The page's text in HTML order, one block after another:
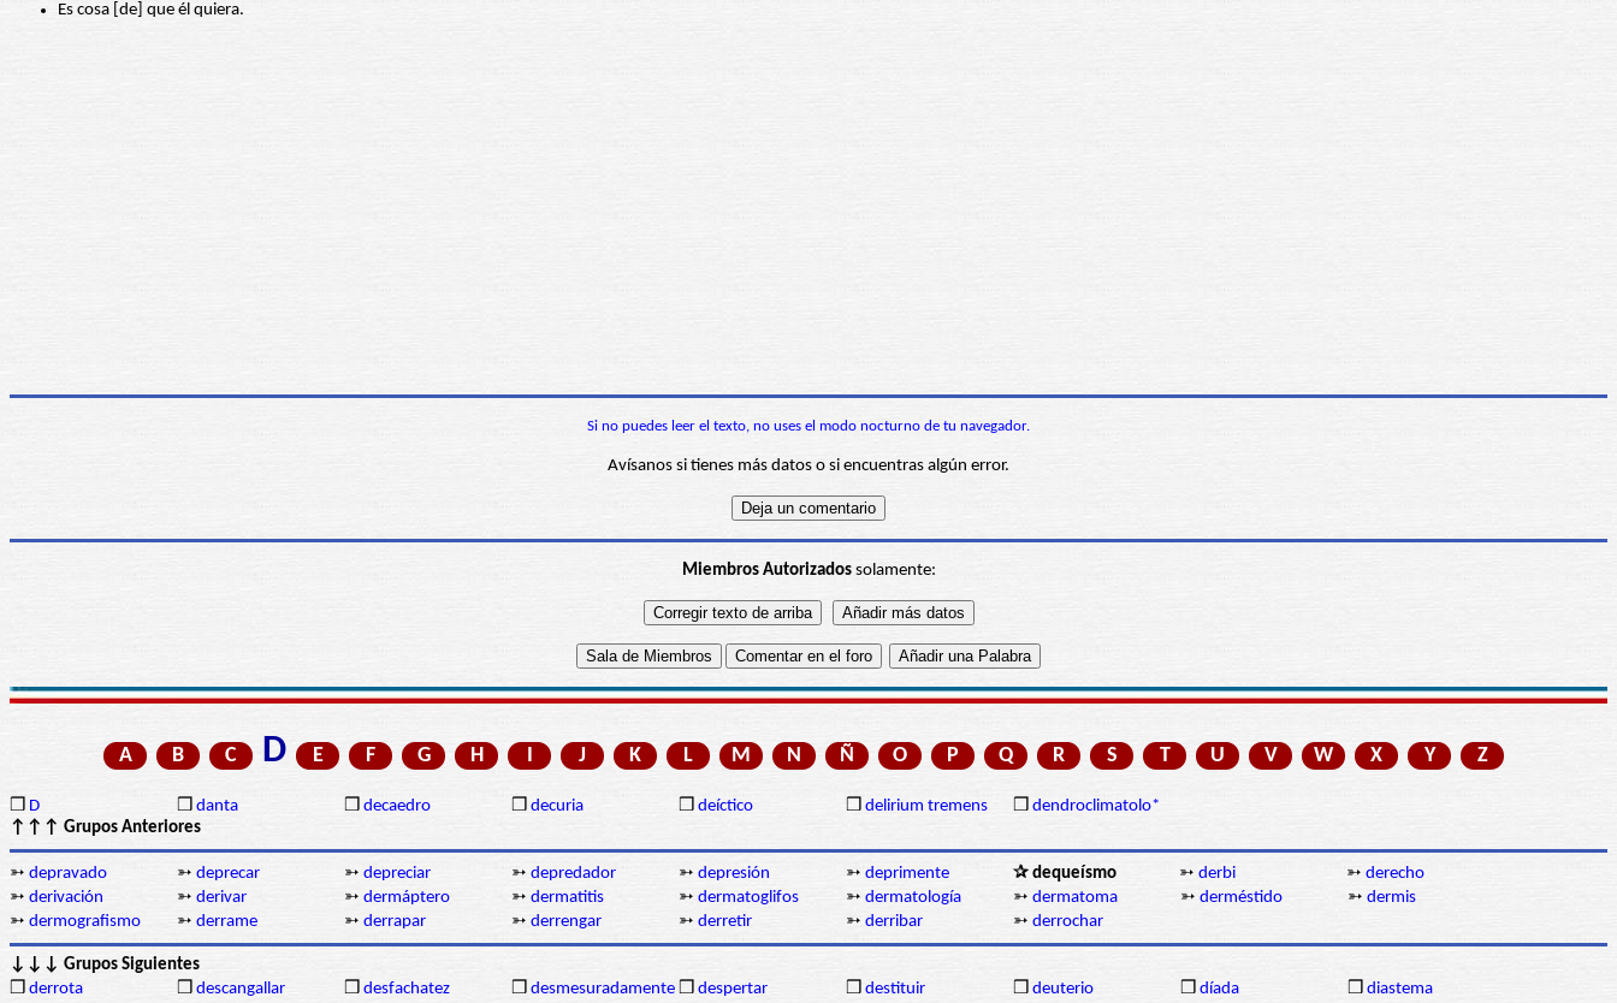
Es cosa [de] que él quiera.
Si no puedes leer el texto, no uses el modo nocturno de tu navegador.
Avísanos si tienes más datos o si encuentras algún error.
Miembros Autorizadossolamente:
A B C D E F G H I J K L M N Ñ O P Q R S T U V W X Y Z
❒ D ❒ danta ❒ decaedro ❒ decuria ❒ deíctico ❒ delirium tremens ❒ dendroclimatolo*
↑↑↑ Grupos Anteriores
➳ depravado ➳ deprecar ➳ depreciar ➳ depredador ➳ depresión ➳ deprimente ✰ dequeísmo ➳ derbi ➳ derecho
➳ derivación ➳ derivar ➳ dermáptero ➳ dermatitis ➳ dermatoglifos ➳ dermatología ➳ dermatoma ➳ derméstido ➳ dermis
➳ dermografismo ➳ derrame ➳ derrapar ➳ derrengar ➳ derretir ➳ derribar ➳ derrochar
↓↓↓ Grupos Siguientes
❒ derrota ❒ descangallar ❒ desfachatez ❒ desmesuradamente ❒ despertar ❒ destituir ❒ deuterio ❒ díada ❒ diastema